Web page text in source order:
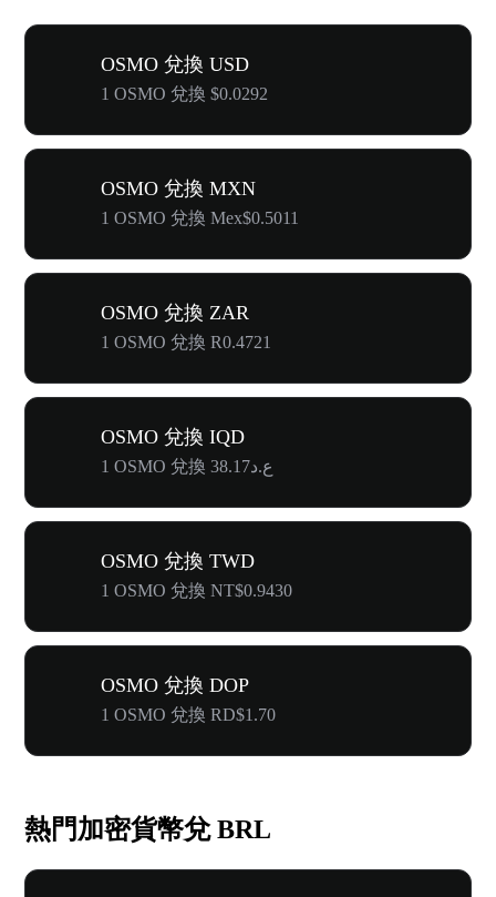
OSMO 兌換 USD
1 OSMO 兌換 $0.0292
OSMO 兌換 MXN
1 OSMO 兌換 Mex$0.5011
OSMO 兌換 ZAR
1 OSMO 兌換 R0.4721
OSMO 兌換 IQD
1 OSMO 兌換 ع.د38.17
OSMO 兌換 TWD
1 OSMO 兌換 NT$0.9430
OSMO 兌換 DOP
1 OSMO 兌換 RD$1.70
熱門加密貨幣兌 BRL